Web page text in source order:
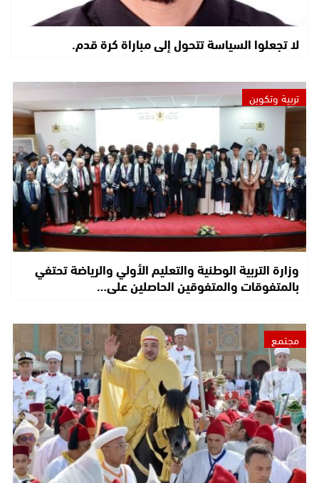
لا تجعلوا السياسة تتحول إلى مباراة كرة قدم.
تربية وتكوين
وزارة التربية الوطنية والتعليم الأولي والرياضة تحتفي
بالمتفوقات والمتفوقين الحاصلين على…
مجتمع